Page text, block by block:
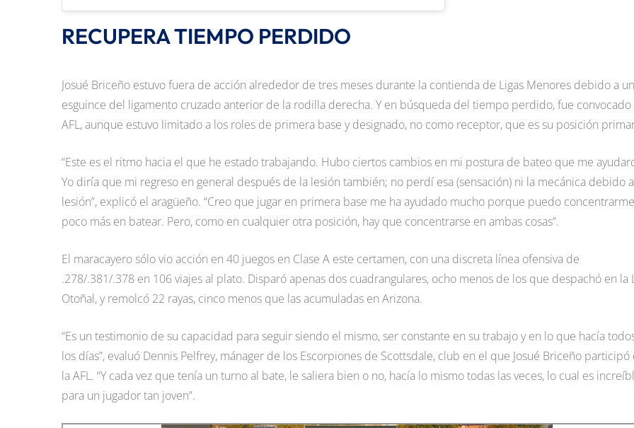
RECUPERA TIEMPO PERDIDO
Josué Briceño estuvo fuera de acción alrededor de tres meses durante la contienda de Ligas Menores debido a un
esguince del ligamento cruzado anterior de la rodilla derecha. Y en búsqueda del tiempo perdido, fue convocado
AFL, aunque estuvo limitado a los roles de primera base y designado, no como receptor, que es su posición
“Este es el ritmo hacia el que he estado trabajando. Hubo ciertos cambios en mi postura de bateo que me
Yo diría que mi regreso en general después de la lesión también; no perdí esa (sensación) ni la mecánica debido
lesión”, explicó el aragüeño. “Creo que jugar en primera base me ha ayudado mucho porque puedo
poco más en batear. Pero, como en cualquier otra posición, hay que concentrarse en ambas cosas”.
El maracayero sólo vio acción en 40 juegos en Clase A este certamen, con una discreta línea ofensiva de
.278/.381/.378 en 106 viajes al plato. Disparó apenas dos cuadrangulares, ocho menos de los que despachó en la
Otoñal, y remolcó 22 rayas, cinco menos que las acumuladas en Arizona.
“Es un testimonio de su capacidad para seguir siendo el mismo, ser constante en su trabajo y en lo que hacía
los días”, evaluó Dennis Pelfrey, mánager de los Escorpiones de Scottsdale, club en el que Josué Briceño participó
la AFL. “Y cada vez que tenía un turno al bate, le saliera bien o no, hacía lo mismo todas las veces, lo cual es
para un jugador tan joven”.